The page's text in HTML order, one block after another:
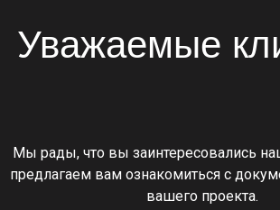
Уважаемые
Мы рады, что вы заинтересовались
предлагаем вам ознакомиться с
вашего проекта.